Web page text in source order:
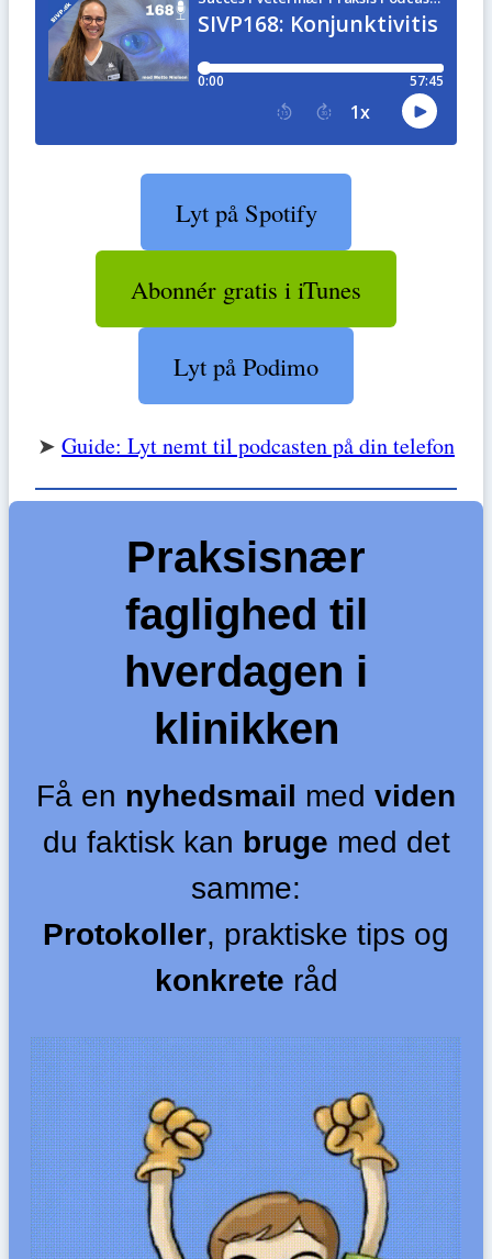
Lyt på Spotify
Abonnér gratis i iTunes
Lyt på Podimo
➤ Guide: Lyt nemt til podcasten på din telefon
Praksisnær
faglighed til
hverdagen i
klinikken
Få en nyhedsmail med viden
du faktisk kan bruge med det
samme:
Protokoller, praktiske tips og
konkrete råd